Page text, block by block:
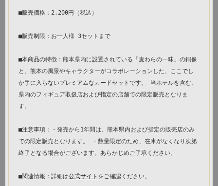
■販売価格：2,200円（税込）
■販売制限：お一人様 3セットまで
■本商品の特徴：熊本県内に設置されている「麦わらの一味」の銅像
と、熊本の風景やキャラクターがコラボレーションした、ここでし
か手に入らないプレミアムなカードセットです。 当ホテルを含む、
県内のフィギュア取扱店および指定の店舗での限定販売となりま
す。
■注意事項：・発売から1年間は、熊本県内および指定の販売店のみ
での限定販売となります。 ・数量限定のため、在庫がなくなり次第
終了となる場合がございます。あらかじめご了承ください。
■関連情報：詳細は公式サイト をご確認ください。